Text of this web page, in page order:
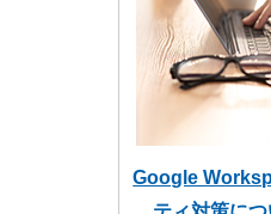
Google